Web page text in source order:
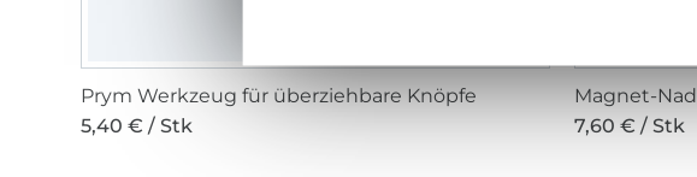
Prym Werkzeug für überziehbare Knöpfe
5,40 € / Stk
Magnet-
7,60 € / Stk